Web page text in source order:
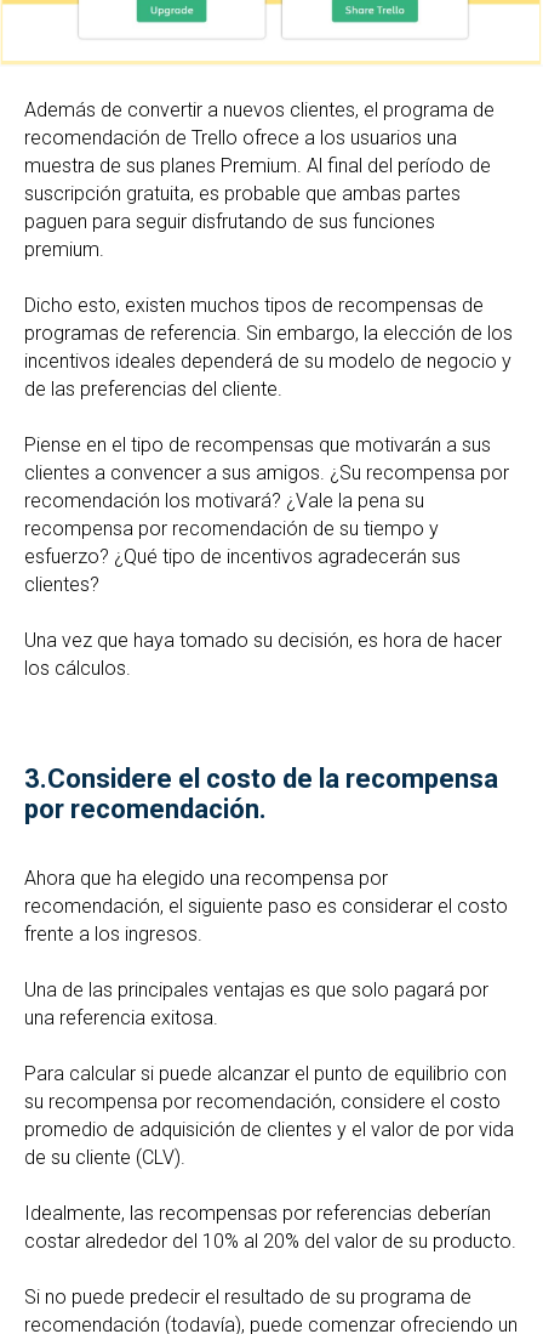
Además de convertir a nuevos clientes, el programa de
recomendación de Trello ofrece a los usuarios una
muestra de sus planes Premium. Al final del período de
suscripción gratuita, es probable que ambas partes
paguen para seguir disfrutando de sus funciones
premium.
Dicho esto, existen muchos tipos de recompensas de
programas de referencia. Sin embargo, la elección de los
incentivos ideales dependerá de su modelo de negocio y
de las preferencias del cliente.
Piense en el tipo de recompensas que motivarán a sus
clientes a convencer a sus amigos. ¿Su recompensa por
recomendación los motivará? ¿Vale la pena su
recompensa por recomendación de su tiempo y
esfuerzo? ¿Qué tipo de incentivos agradecerán sus
clientes?
Una vez que haya tomado su decisión, es hora de hacer
los cálculos.
3.Considere el costo de la recompensa
por recomendación.
Ahora que ha elegido una recompensa por
recomendación, el siguiente paso es considerar el costo
frente a los ingresos.
Una de las principales ventajas es que solo pagará por
una referencia exitosa.
Para calcular si puede alcanzar el punto de equilibrio con
su recompensa por recomendación, considere el costo
promedio de adquisición de clientes y el valor de por vida
de su cliente (CLV).
Idealmente, las recompensas por referencias deberían
costar alrededor del 10% al 20% del valor de su producto.
Si no puede predecir el resultado de su programa de
recomendación (todavía), puede comenzar ofreciendo un